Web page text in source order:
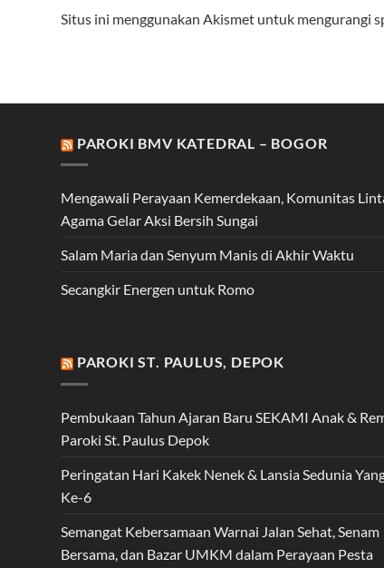
Situs ini menggunakan Akismet untuk mengurangi
PAROKI BMV KATEDRAL – BOGOR
Mengawali Perayaan Kemerdekaan, Komunitas
Agama Gelar Aksi Bersih Sungai
Salam Maria dan Senyum Manis di Akhir Waktu
Secangkir Energen untuk Romo
PAROKI ST. PAULUS, DEPOK
Pembukaan Tahun Ajaran Baru SEKAMI Anak &
Paroki St. Paulus Depok
Peringatan Hari Kakek Nenek & Lansia Sedunia
Ke-6
Semangat Kebersamaan Warnai Jalan Sehat, Senam
Bersama, dan Bazar UMKM dalam Perayaan Pesta